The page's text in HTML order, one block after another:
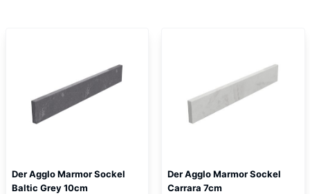
Der Agglo Marmor Sockel
Baltic Grey 10cm
Der Agglo Marmor Sockel
Carrara 7cm